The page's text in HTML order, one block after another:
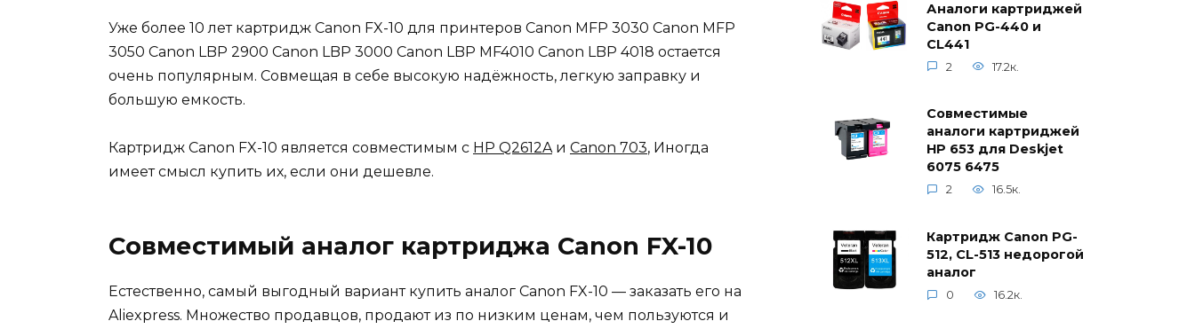
Уже более 10 лет картридж Canon FX-10 для принтеров Canon MFP 3030 Canon MFP
3050 Canon LBP 2900 Canon LBP 3000 Canon LBP MF4010 Canon LBP 4018 остается
очень популярным. Совмещая в себе высокую надёжность, легкую заправку и
большую емкость.
Картридж Canon FX-10 является совместимым с HP Q2612Aи Canon 703, Иногда
имеет смысл купить их, если они дешевле.
Совместимый аналог картриджа Canon FX-10
Естественно, самый выгодный вариант купить аналог Canon FX-10 — заказать его на
Aliexpress. Множество продавцов, продают из по низким ценам, чем пользуются и
Аналоги картриджей
Canon PG-440 и
CL441
2 17.2к.
Совместимые
аналоги картриджей
HP 653 для Deskjet
6075 6475
2 16.5к.
Картридж Canon PG-
512, CL-513 недорогой
аналог
0 16.2к.